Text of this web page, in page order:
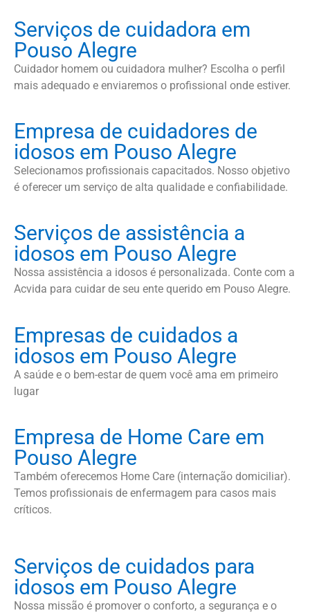
Serviços de cuidadora em
Pouso Alegre
Cuidador homem ou cuidadora mulher? Escolha o perfil
mais adequado e enviaremos o profissional onde estiver.
Empresa de cuidadores de
idosos em Pouso Alegre
Selecionamos profissionais capacitados. Nosso objetivo
é oferecer um serviço de alta qualidade e confiabilidade.
Serviços de assistência a
idosos em Pouso Alegre
Nossa assistência a idosos é personalizada. Conte com a
Acvida para cuidar de seu ente querido em Pouso Alegre.
Empresas de cuidados a
idosos em Pouso Alegre
A saúde e o bem-estar de quem você ama em primeiro
lugar
Empresa de Home Care em
Pouso Alegre
Também oferecemos Home Care (internação domiciliar).
Temos profissionais de enfermagem para casos mais
críticos.
Serviços de cuidados para
idosos em Pouso Alegre
Nossa missão é promover o conforto, a segurança e o